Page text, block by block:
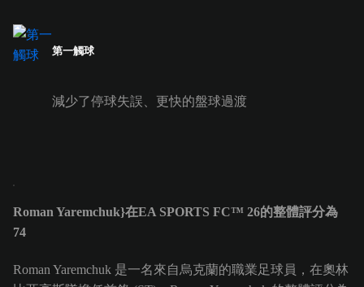
第一觸球
減少了停球失誤、更快的盤球過渡
Roman Yaremchuk}在EA SPORTS FC™ 26的整體評分為
74
Roman Yaremchuk 是一名來自烏克蘭的職業足球員，在奧林